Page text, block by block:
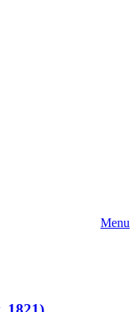
Menu